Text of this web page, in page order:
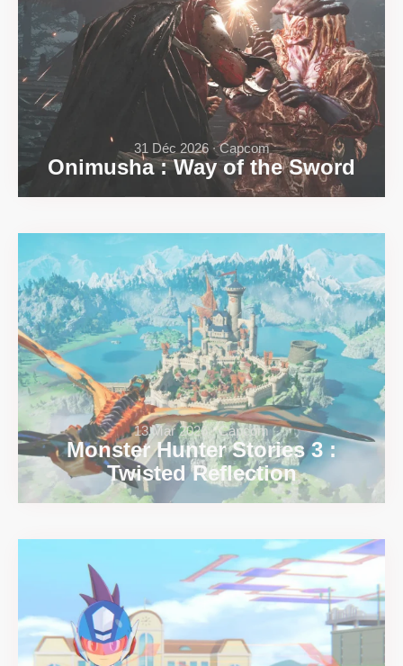
Onimusha : Way of the Sword
31 Déc 2026 ∙ Capcom
Monster Hunter Stories 3 :
Twisted Reflection
13 Mar 2026 ∙ Capcom